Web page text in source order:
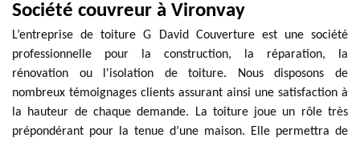
Société couvreur à Vironvay
L’entreprise de toiture G David Couverture est une société
professionnelle pour la construction, la réparation, la
rénovation ou l'isolation de toiture. Nous disposons de
nombreux témoignages clients assurant ainsi une satisfaction à
la hauteur de chaque demande. La toiture joue un rôle très
prépondérant pour la tenue d’une maison. Elle permettra de